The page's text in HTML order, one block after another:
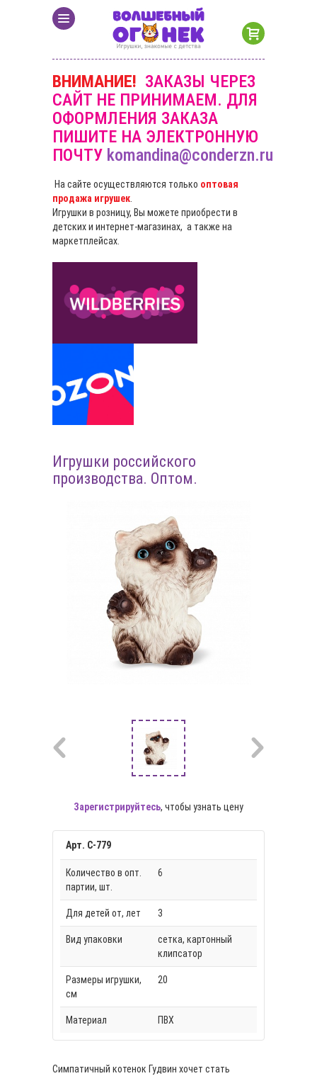
ВНИМАНИЕ! ЗАКАЗЫ ЧЕРЕЗ
САЙТ НЕ ПРИНИМАЕМ. ДЛЯ
ОФОРМЛЕНИЯ ЗАКАЗА
ПИШИТЕ НА ЭЛЕКТРОННУЮ
ПОЧТУ komandina@conderzn.ru
На сайте осуществляются только оптовая
продажа игрушек
Игрушки в розницу, Вы можете приобрести в
детских и интернет-магазинах, а также на
маркетплейсах.
Игрушки российского
производства. Оптом.
Зарегистрируйтесь, чтобы узнать цену
Арт. С-779
Количество в опт.
партии, шт.
6
Для детей от, лет 3
Вид упаковки
сетка, картонный
клипсатор
Размеры игрушки,
см
20
Материал ПВХ
Симпатичный котенок Гудвин хочет стать